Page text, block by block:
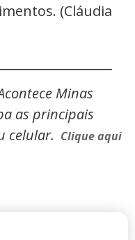
(Cláudia
Minas
as principais
celular. Clique aqui